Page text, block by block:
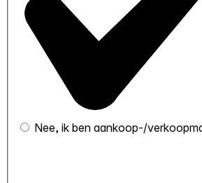
Nee, ik ben aankoop-/